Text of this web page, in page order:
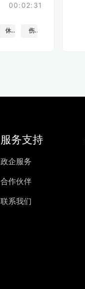
00:02:31
休息室 伤心
服务支持
政企服务
合作伙伴
联系我们